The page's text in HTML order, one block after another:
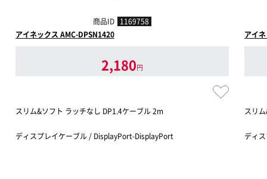
商品ID 1169758
アイネックス AMC-DPSN1420
2,180円
スリム&ソフト ラッチなし DP1.4ケーブル 2m
ディスプレイケーブル / DisplayPort-DisplayPort
アイ
スリ
ディ